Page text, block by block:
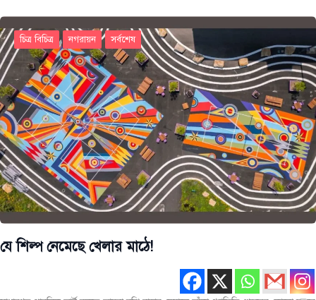
চিত্র বিচিত্র নগরায়ন সর্বশেষ
যে শিল্প নেমেছে খেলার মাঠে!